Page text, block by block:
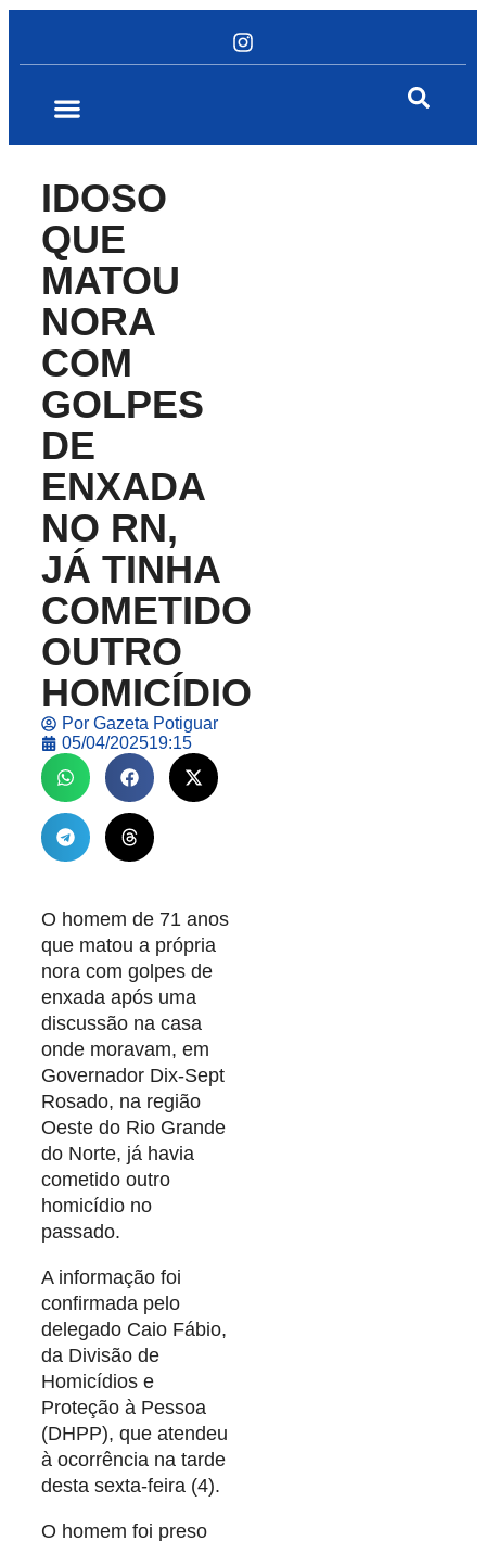
IDOSO
QUE
MATOU
NORA
COM
GOLPES
DE
ENXADA
NO RN,
JÁ TINHA
COMETIDO
OUTRO
HOMICÍDIO
Por Gazeta Potiguar
05/04/202519:15
O homem de 71 anos
que matou a própria
nora com golpes de
enxada após uma
discussão na casa
onde moravam, em
Governador Dix-Sept
Rosado, na região
Oeste do Rio Grande
do Norte, já havia
cometido outro
homicídio no
passado.
A informação foi
confirmada pelo
delegado Caio Fábio,
da Divisão de
Homicídios e
Proteção à Pessoa
(DHPP), que atendeu
à ocorrência na tarde
desta sexta-feira (4).
O homem foi preso